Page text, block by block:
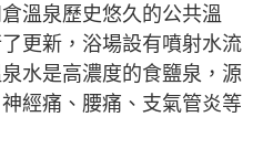
溫泉歷史悠久的公共溫
更新，浴場設有噴射水流
水是高濃度的食鹽泉，源
經痛、腰痛、支氣管炎等